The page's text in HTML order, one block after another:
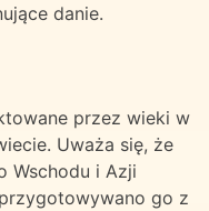
danie.
przez wieki w
Uważa się, że
Wschodu i Azji
go z